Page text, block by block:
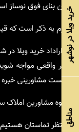
سن بنای فوق نوساز
لازم به ذکر است که
قراراداد خرید ویلا
غیر واقعی مواجه
بایست مشاورینی
گروه مشاورین
منتظر تماستان
خرید ویلا در نوشهر
مناطق